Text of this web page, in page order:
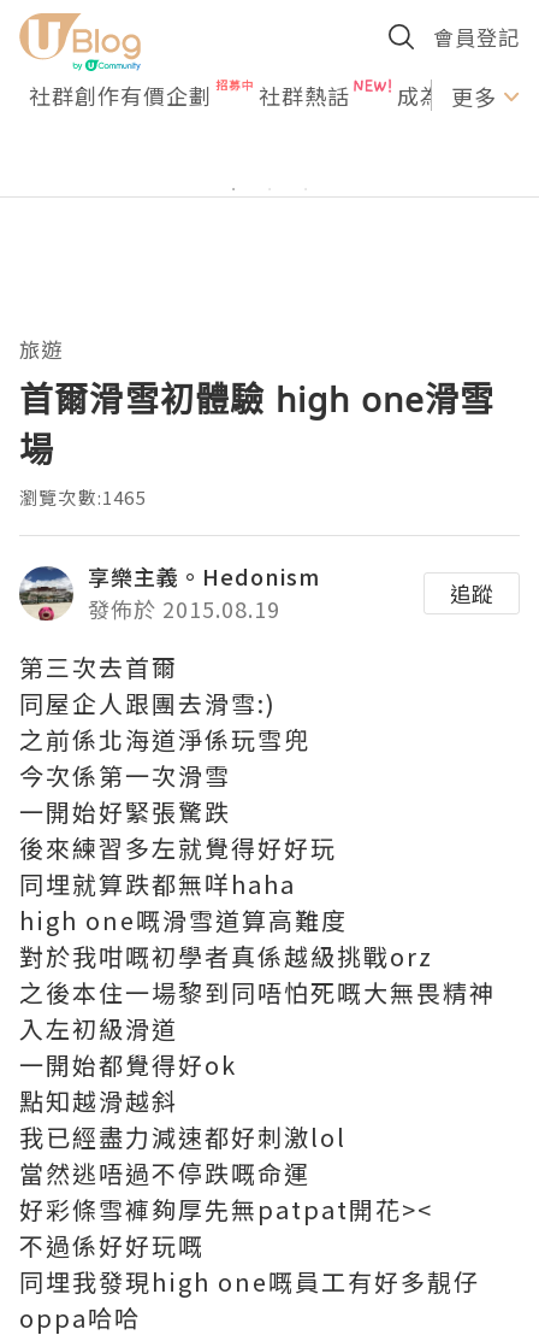
會員登記
社群創作有價企劃 社群熱話 成為U更多
旅遊
首爾滑雪初體驗 high one滑雪
場
瀏覽次數:1465
享樂主義。Hedonism
發佈於 2015.08.19
追蹤
第三次去首爾
同屋企人跟團去滑雪:)
之前係北海道淨係玩雪兜
今次係第一次滑雪
一開始好緊張驚跌
後來練習多左就覺得好好玩
同埋就算跌都無咩haha
high one嘅滑雪道算高難度
對於我咁嘅初學者真係越級挑戰orz
之後本住一場黎到同唔怕死嘅大無畏精神
入左初級滑道
一開始都覺得好ok
點知越滑越斜
我已經盡力減速都好刺激lol
當然逃唔過不停跌嘅命運
好彩條雪褲夠厚先無patpat開花><
不過係好好玩嘅
同埋我發現high one嘅員工有好多靚仔
oppa哈哈